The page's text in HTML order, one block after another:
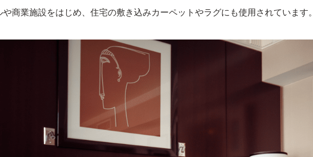
商業施設をはじめ、住宅の敷き込みカーペットやラグにも使用されています。